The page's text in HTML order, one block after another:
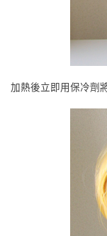
加熱後立即用保冷劑